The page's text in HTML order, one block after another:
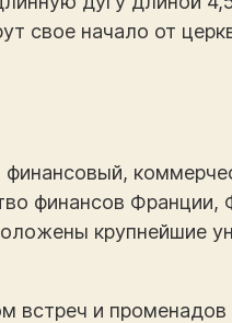
свое начало от
финансов Франции,
крупнейшие
и променадов